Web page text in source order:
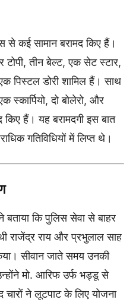
से कई सामान बरामद किए हैं।
टोपी, तीन बेल्ट, एक सेट स्टार,
पिस्टल डोरी शामिल हैं। साथ
स्कार्पियो, दो बोलेरो, और
हैं। यह बरामदगी इस बात
गतिविधियों में लिप्त थे।
बताया कि पुलिस सेवा से बाहर
राजेंद्र राय और प्रभुलाल साह
सीवान जाते समय उनकी
मो. आरिफ उर्फ भड्डू से
चारों ने लूटपाट के लिए योजना